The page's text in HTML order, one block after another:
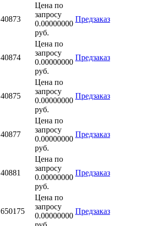
40873
Цена по
запросу
0.00000000
руб.
Предзаказ
40874
Цена по
запросу
0.00000000
руб.
Предзаказ
40875
Цена по
запросу
0.00000000
руб.
Предзаказ
40877
Цена по
запросу
0.00000000
руб.
Предзаказ
40881
Цена по
запросу
0.00000000
руб.
Предзаказ
650175
Цена по
запросу
0.00000000
Предзаказ